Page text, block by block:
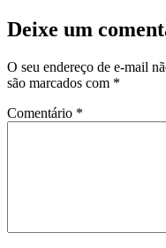
Deixe um
O seu endereço de e-mail
são marcados com *
Comentário *